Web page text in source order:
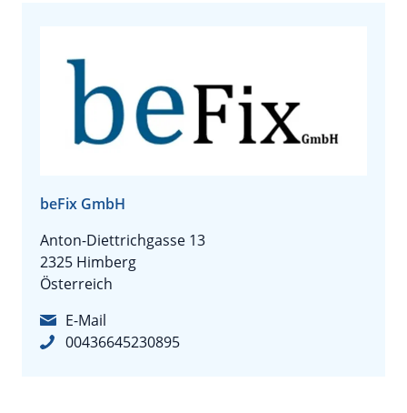
beFix GmbH
Anton-Diettrichgasse 13
2325 Himberg
Österreich
E-Mail
00436645230895